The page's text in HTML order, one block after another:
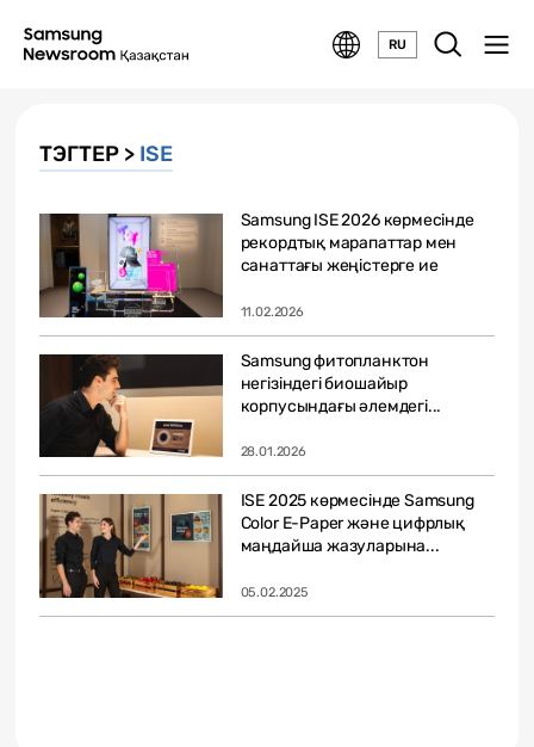
RU
ТЭГТЕР > ISE
Samsung ISE 2026 көрмесінде
рекордтық марапаттар мен
санаттағы жеңістерге ие
11.02.2026
Samsung фитопланктон
негізіндегі биошайыр
корпусындағы әлемдегі...
28.01.2026
ISE 2025 көрмесінде Samsung
Color E-Paper және цифрлық
маңдайша жазуларына...
05.02.2025